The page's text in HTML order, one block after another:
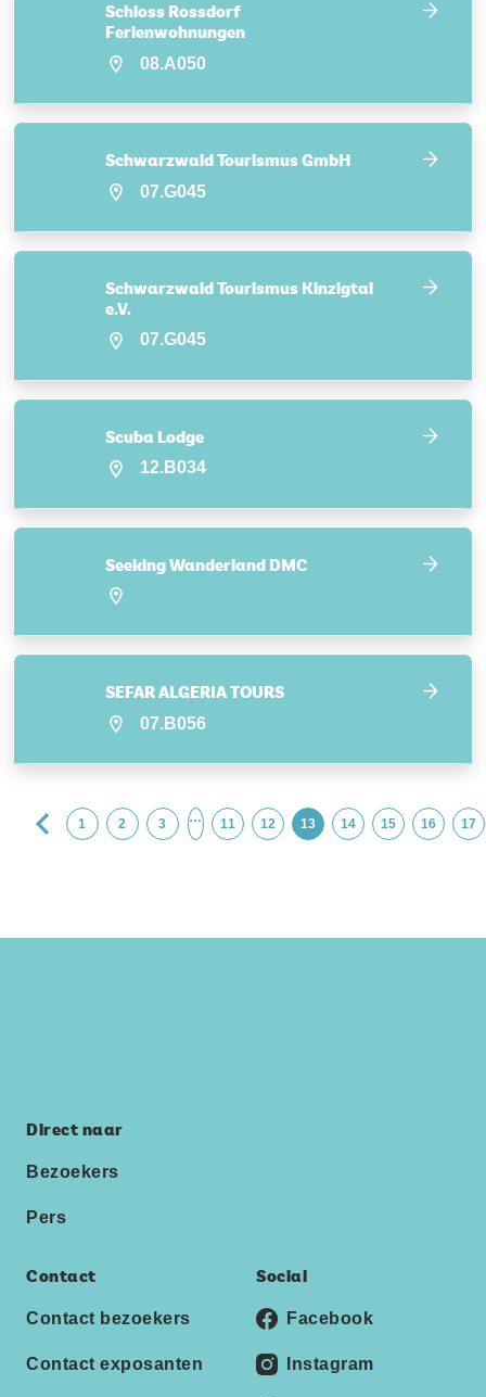
Schloss Rossdorf
Ferienwohnungen
08.A050
Schwarzwald Tourismus GmbH
07.G045
Schwarzwald Tourismus Kinzigtal
e.V.
07.G045
Scuba Lodge
12.B034
Seeking Wanderland DMC
SEFAR ALGERIA TOURS
07.B056
1 2 3 … 11 12 13 14 15 16 17
Direct naar
Bezoekers
Pers
Contact
Contact bezoekers
Contact exposanten
Social
Facebook
Instagram